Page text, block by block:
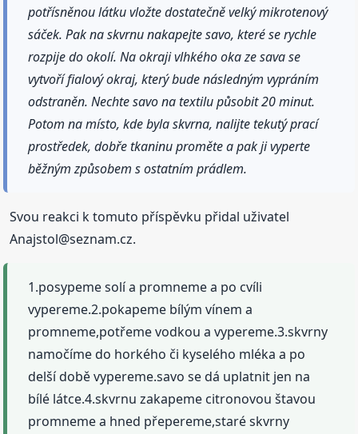
potřísněnou látku vložte dostatečně velký mikrotenový
sáček. Pak na skvrnu nakapejte savo, které se rychle
rozpije do okolí. Na okraji vlhkého oka ze sava se
vytvoří fialový okraj, který bude následným vypráním
odstraněn. Nechte savo na textilu působit 20 minut.
Potom na místo, kde byla skvrna, nalijte tekutý prací
prostředek, dobře tkaninu proměte a pak ji vyperte
běžným způsobem s ostatním prádlem.
Svou reakci k tomuto příspěvku přidal uživatel
Anajstol@seznam.cz.
1.posypeme solí a promneme a po cvíli
vypereme.2.pokapeme bílým vínem a
promneme,potřeme vodkou a vypereme.3.skvrny
namočíme do horkého či kyselého mléka a po
delší době vypereme.savo se dá uplatnit jen na
bílé látce.4.skvrnu zakapeme citronovou štavou
promneme a hned přepereme,staré skvrny